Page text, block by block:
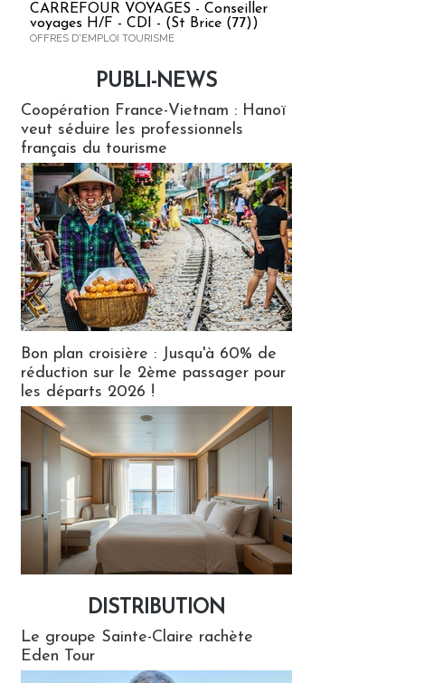
CARREFOUR VOYAGES - Conseiller
voyages H/F - CDI - (St Brice (77))
OFFRES D'EMPLOI TOURISME
PUBLI-NEWS
Coopération France-Vietnam : Hanoï
veut séduire les professionnels
français du tourisme
Bon plan croisière : Jusqu'à 60% de
réduction sur le 2ème passager pour
les départs 2026 !
DISTRIBUTION
Le groupe Sainte-Claire rachète
Eden Tour